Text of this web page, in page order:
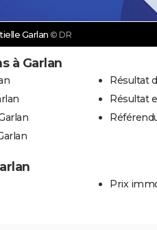
Garlan © DR
à Garlan
Résultat
Résultat
Prix